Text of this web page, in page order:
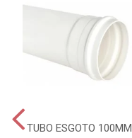
TUBO ESGOTO 100MM